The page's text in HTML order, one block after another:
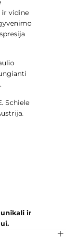
ir vidine
Schiele
unikali ir